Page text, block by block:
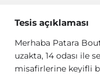
Tesis açıklaması
Merhaba Patara
uzakta, 14 odası ile
misafirlerine keyifli